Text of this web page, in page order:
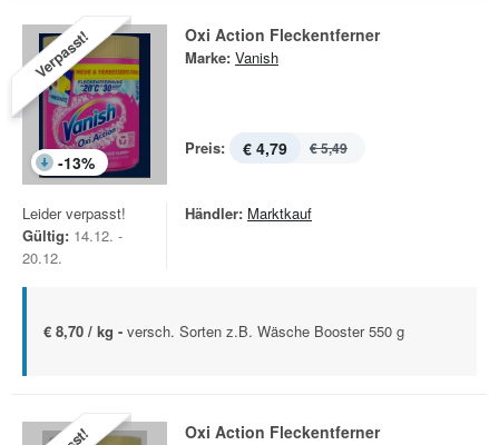
Verpasst!
-13%
Oxi Action Fleckentferner
Marke: Vanish
Preis: € 4,79 € 5,49
Leider verpasst!
Gültig: 14.12. -
20.12.
Händler: Marktkauf
€ 8,70 / kg - versch. Sorten z.B. Wäsche Booster 550 g
Oxi Action Fleckentferner